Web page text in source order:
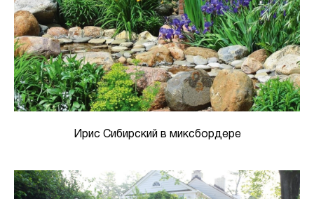
Ирис Сибирский в миксбордере